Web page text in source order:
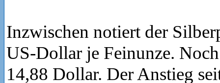
Inzwischen notiert der
US-Dollar je Feinunze.
14,88 Dollar. Der Anstieg